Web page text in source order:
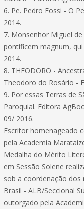
6. Pe. Pedro Fossi - O
2014.
7. Monsenhor Miguel
pontificem magnum,
2014.
8. THEODORO -
Theodoro do Rosário -
9. Por essas Terras de
Paroquial. Editora
09/ 2016.
Escritor homenageado
pela Academia
Medalha do Mérito
em Sessão Solene
sob a coordenação dos
Brasil - ALB/Seccional
outorgado pela